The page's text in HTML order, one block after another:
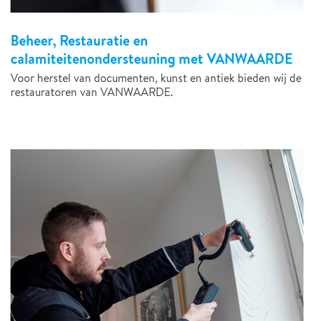
Beheer, Restauratie en
calamiteitenondersteuning met VANWAARDE
Voor herstel van documenten, kunst en antiek bieden wij de
restauratoren van VANWAARDE.